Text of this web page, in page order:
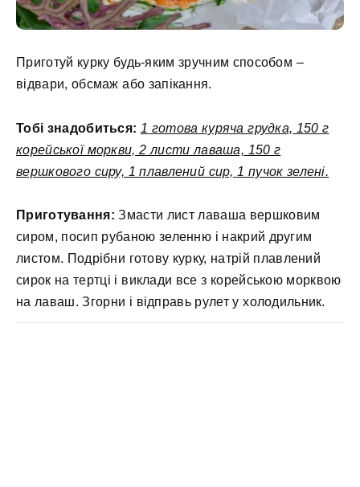
Приготуй курку будь-яким зручним способом –
відвари, обсмаж або запікання.
Тобі знадобиться: 1 готова куряча грудка, 150 г
корейської моркви, 2 листи лаваша, 150 г
вершкового сиру, 1 плавлений сир, 1 пучок зелені.
Приготування: Змасти лист лаваша вершковим
сиром, посип рубаною зеленню і накрий другим
листом. Подрібни готову курку, натрій плавлений
сирок на тертці і виклади все з корейською морквою
на лаваш. Згорни і відправь рулет у холодильник.